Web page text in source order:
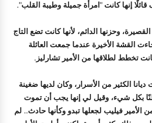
قائلًا إنها كانت "امرأة جميلة وطيبة القلب".
وحزنها الدائم، لأنها كانت تضع التاج
القشة الأخيرة عندما جمعت العائلة
تخطط لطلاقها من الأمير تشارليز.
الكثير من الأسرار، وكان لديها ضغينة
بكل شيء، وقيل لي إنها يجب أن تموت
الأمير فيليب لجعلها تبدو وكأنها حادث.. لم